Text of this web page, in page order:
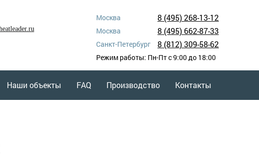
Москва 8 (495)268-13-12
Москва 8 (495) 662-87-33
Санкт-Петербург 8 (812)309-58-62
Режим работы: Пн-Пт с 9:00 до 18:00
Наши объекты FAQ Производство Контакты